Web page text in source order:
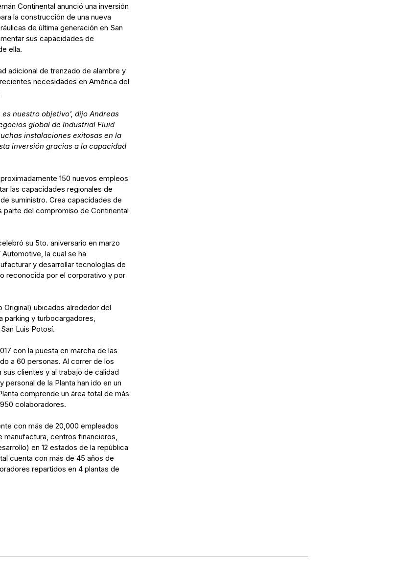
Continental anunció una inversión
la construcción de una nueva
de última generación en San
sus capacidades de
ella.
adicional de trenzado de alambre y
necesidades en América del
nuestro objetivo', dijo Andreas
global de Industrial Fluid
instalaciones exitosas en la
inversión gracias a la capacidad
150 nuevos empleos
las capacidades regionales de
suministro. Crea capacidades de
parte del compromiso de Continental
su 5to. aniversario en marzo
la cual se ha
y desarrollar tecnologías de
reconocida por el corporativo y por
Original) ubicados alrededor del
parking y turbocargadores,
Luis Potosí.
con la puesta en marcha de las
a 60 personas. Al correr de los
clientes y al trabajo de calidad
personal de la Planta han ido en un
comprende un área total de más
colaboradores.
con más de 20,000 empleados
manufactura, centros financieros,
en 12 estados de la república
cuenta con más de 45 años de
repartidos en 4 plantas de